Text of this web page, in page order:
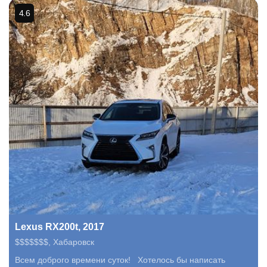
Lexus RX200t, 2017
$$$$$$$ Хабаровск
Всем доброго времени суток! Хотелось бы написать
4.6